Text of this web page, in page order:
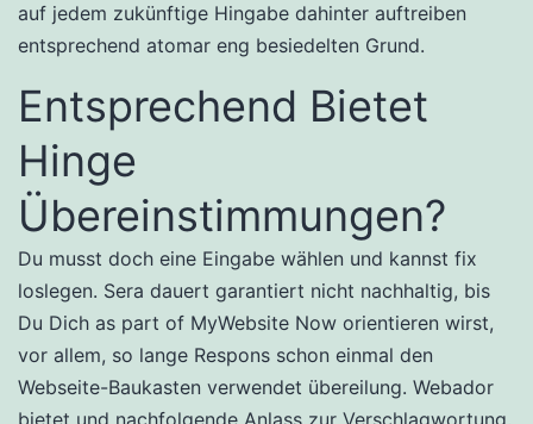
auf jedem zukünftige Hingabe dahinter auftreiben
entsprechend atomar eng besiedelten Grund.
Entsprechend Bietet
Hinge
Übereinstimmungen?
Du musst doch eine Eingabe wählen und kannst fix
loslegen. Sera dauert garantiert nicht nachhaltig, bis
Du Dich as part of MyWebsite Now orientieren wirst,
vor allem, so lange Respons schon einmal den
Webseite-Baukasten verwendet übereilung. Webador
bietet und nachfolgende Anlass zur Verschlagwortung,